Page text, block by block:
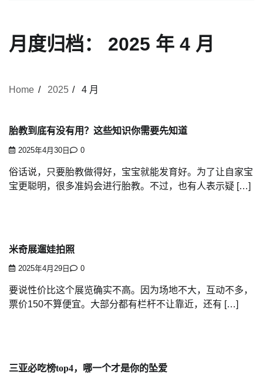
月度归档： 2025 年 4 月
Home 2025 4 月
胎教到底有没有用？这些知识你需要先知道
2025年4月30日 0
俗话说，只要胎教做得好，宝宝就能发育好。为了让自家宝
宝更聪明，很多准妈会进行胎教。不过，也有人表示疑 […]
米奇展遛娃拍照
2025年4月29日 0
要说性价比这个展览确实不高。因为场地不大，互动不多，
票价150不算便宜。大部分都有栏杆不让靠近，还有 […]
三亚必吃榜top4，哪一个才是你的坠爱